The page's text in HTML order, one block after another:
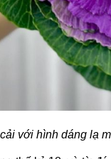
với hình dáng lạ